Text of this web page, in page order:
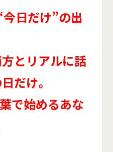
今日だけ”の出
とリアルに話
だけ。
で始めるあな